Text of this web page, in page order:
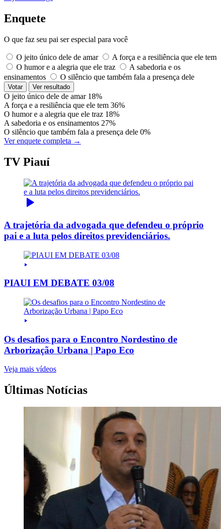
Enquete
O que faz seu pai ser especial para você
O jeito único dele de amar
A força e a resiliência que ele tem
O humor e a alegria que ele traz
A sabedoria e os
ensinamentos
O silêncio que também fala a presença dele
Votar Ver resultado
O jeito único dele de amar 18%
A força e a resiliência que ele tem 36%
O humor e a alegria que ele traz 18%
A sabedoria e os ensinamentos 27%
O silêncio que também fala a presença dele 0%
Ver enquete completa →
TV Piauí
A trajetória da advogada que defendeu o próprio
pai e a luta pelos direitos previdenciários.
PIAUI EM DEBATE 03/08
Os desafios para o Encontro Nordestino de
Arborização Urbana | Papo Eco
Veja mais vídeos
Últimas Notícias